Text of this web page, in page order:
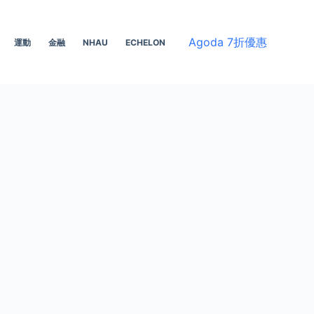
運動 金融 NHAU ECHELON Agoda 7折優惠